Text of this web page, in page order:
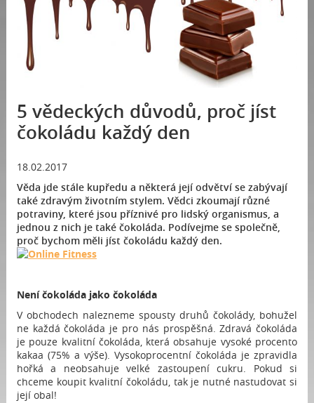
5 vědeckých důvodů, proč jíst
čokoládu každý den
18.02.2017
Věda jde stále kupředu a některá její odvětví se zabývají
také zdravým životním stylem. Vědci zkoumají různé
potraviny, které jsou příznivé pro lidský organismus, a
jednou z nich je také čokoláda. Podívejme se společně,
proč bychom měli jíst čokoládu každý den.
Není čokoláda jako čokoláda
V obchodech nalezneme spousty druhů čokolády, bohužel
ne každá čokoláda je pro nás prospěšná. Zdravá čokoláda
je pouze kvalitní čokoláda, která obsahuje vysoké procento
kakaa (75% a výše). Vysokoprocentní čokoláda je zpravidla
hořká a neobsahuje velké zastoupení cukru. Pokud si
chceme koupit kvalitní čokoládu, tak je nutné nastudovat si
její obal!